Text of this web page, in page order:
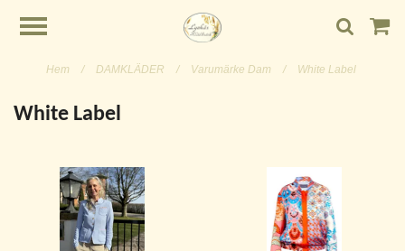
Hem / DAMKLÄDER / Varumärke Dam / White Label
White Label